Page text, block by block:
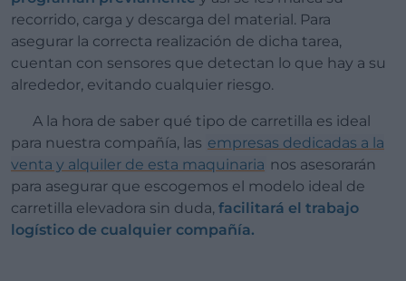
recorrido, carga y descarga del material. Para
asegurar la correcta realización de dicha tarea,
cuentan con sensores que detectan lo que hay a su
alrededor, evitando cualquier riesgo.
A la hora de saber qué tipo de carretilla es ideal
para nuestra compañía, las empresas dedicadas a la
venta y alquiler de esta maquinaria nos asesorarán
para asegurar que escogemos el modelo ideal de
carretilla elevadora sin duda, facilitará el trabajo
logístico de cualquier compañía.